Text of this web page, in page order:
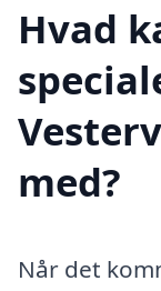
Hvad
med?
Når det